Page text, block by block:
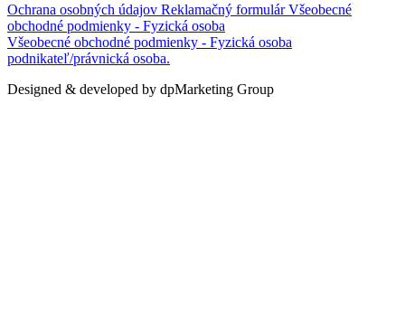
Ochrana osobných údajov Reklamačný formulárVšeobecné
obchodné podmienky - Fyzická osoba
Všeobecné obchodné podmienky - Fyzická osoba
podnikateľ/právnická osoba.
Designed & developed by dpMarketing Group